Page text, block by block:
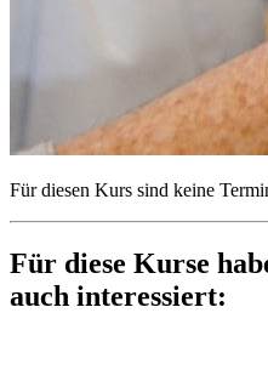
Für diesen Kurs sind keine
Für diese Kurse
auch interessiert: